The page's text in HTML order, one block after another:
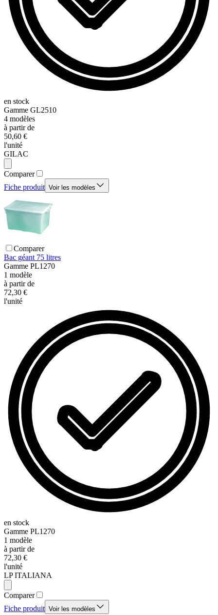
en stock
Gamme GL2510
4 modèles
à partir de
50,60 €
l'unité
GILAC
Comparer
Fiche produit Voir les modèles
Comparer
Bac géant 75 litres
Gamme PL1270
1 modèle
à partir de
72,30 €
l'unité
en stock
Gamme PL1270
1 modèle
à partir de
72,30 €
l'unité
LP ITALIANA
Comparer
Fiche produit Voir les modèles